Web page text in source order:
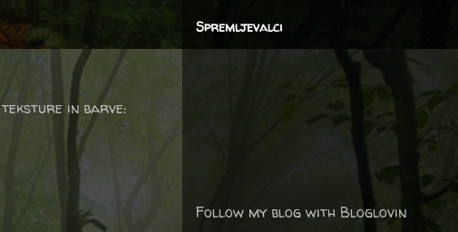
in barve:
Spremljevalci
Follow my blog with Bloglovin